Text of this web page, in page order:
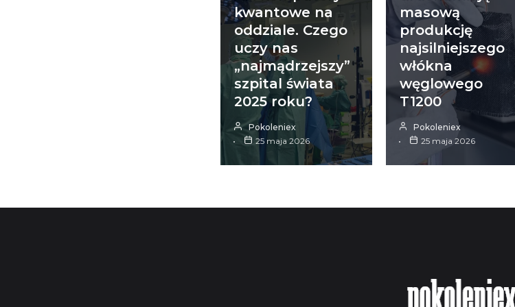
kwantowe na
oddziale. Czego
uczy nas
„najmądrzejszy”
szpital świata
2025 roku?
Pokoleniex
25 maja 2026
masową
produkcję
najsilniejszego
włókna
węglowego
T1200
Pokoleniex
25 maja 2026